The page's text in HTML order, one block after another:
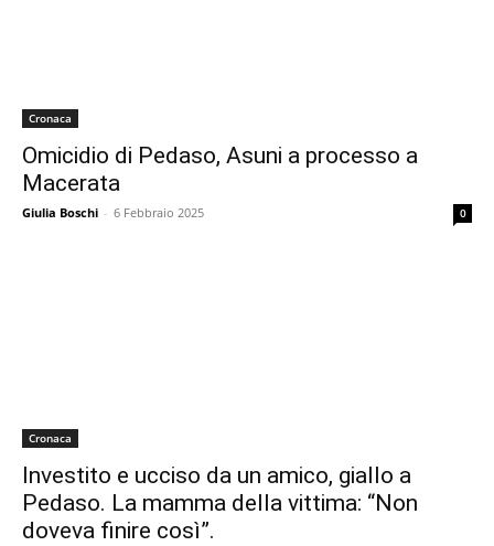
Cronaca
Omicidio di Pedaso, Asuni a processo a
Macerata
Giulia Boschi - 6 Febbraio 2025 0
Cronaca
Investito e ucciso da un amico, giallo a
Pedaso. La mamma della vittima: “Non
doveva finire così”.